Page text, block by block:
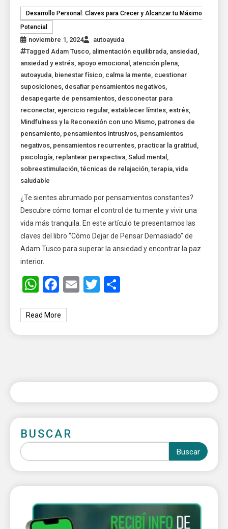
Desarrollo Personal: Claves para Crecer y Alcanzar tu Máximo
Potencial
noviembre 1, 2024
autoayuda
Tagged Adam Tusco alimentación equilibrada ansiedad
ansiedad y estrés apoyo emocional atención plena
autoayuda bienestar físico calma la mente cuestionar
suposiciones desafiar pensamientos negativos
desapegarte de pensamientos desconectar para
reconectar, ejercicio regular, establecer límites estrés
Mindfulness y la Reconexión con uno Mismo patrones de
pensamiento pensamientos intrusivos pensamientos
negativos pensamientos recurrentes practicar la gratitud
psicología replantear perspectiva ,Salud mental
sobreestimulación ,técnicas de relajación ,terapia ,vida
saludable
¿Te sientes abrumado por pensamientos constantes?
Descubre cómo tomar el control de tu mente y vivir una
vida más tranquila. En este artículo te presentamos las
claves del libro “Cómo Dejar de Pensar Demasiado” de
Adam Tusco para superar la ansiedad y encontrar la paz
interior.
WhatsApp
Facebook
EmailTwitter
Read More
BUSCAR
Buscar